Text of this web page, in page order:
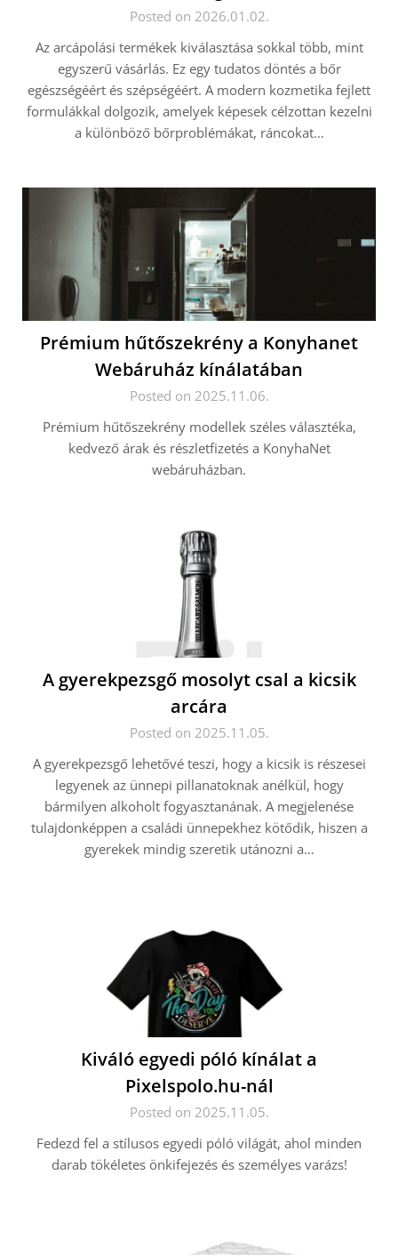
Posted on 2026.01.02.
Az arcápolási termékek kiválasztása sokkal több, mint
egyszerű vásárlás. Ez egy tudatos döntés a bőr
egészségéért és szépségéért. A modern kozmetika fejlett
formulákkal dolgozik, amelyek képesek célzottan kezelni
a különböző bőrproblémákat, ráncokat…
Prémium hűtőszekrény a Konyhanet
Webáruház kínálatában
Posted on 2025.11.06.
Prémium hűtőszekrény modellek széles választéka,
kedvező árak és részletfizetés a KonyhaNet
webáruházban.
A gyerekpezsgő mosolyt csal a kicsik
arcára
Posted on 2025.11.05.
A gyerekpezsgő lehetővé teszi, hogy a kicsik is részesei
legyenek az ünnepi pillanatoknak anélkül, hogy
bármilyen alkoholt fogyasztanának. A megjelenése
tulajdonképpen a családi ünnepekhez kötődik, hiszen a
gyerekek mindig szeretik utánozni a…
Kiváló egyedi póló kínálat a
Pixelspolo.hu-nál
Posted on 2025.11.05.
Fedezd fel a stílusos egyedi póló világát, ahol minden
darab tökéletes önkifejezés és személyes varázs!